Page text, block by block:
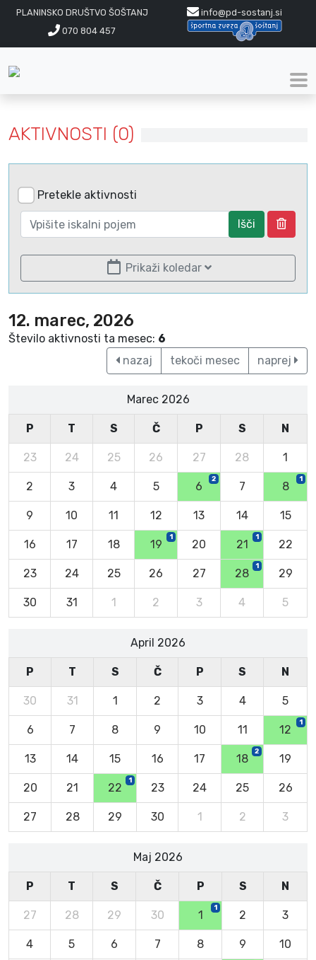
PLANINSKO DRUŠTVO ŠOŠTANJ
info@pd-sostanj.si
070 804 457
AKTIVNOSTI (0)
Pretekle aktivnosti
Išči
Prikaži koledar
12. marec, 2026
Število aktivnosti ta mesec: 6
nazaj
tekoči mesec naprej
Marec 2026
P T S Č P S N
23 24 25 26 27 28 1
2 3 4 5 6
2
7 8
1
9 10 11 12 13 14 15
16 17 18 19
1
20 21
1
22
23 24 25 26 27 28
1
29
30 31 1 2 3 4 5
April 2026
P T S Č P S N
30 31 1 2 3 4 5
6 7 8 9 10 11 12
1
13 14 15 16 17 18
2
19
20 21 22
1
23 24 25 26
27 28 29 30 1 2 3
Maj 2026
P T S Č P S N
27 28 29 30 1
1
2 3
4 5 6 7 8 9 10